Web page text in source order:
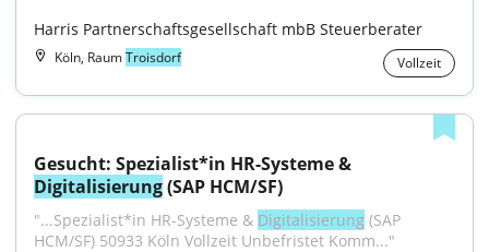
Harris Partnerschaftsgesellschaft mbB Steuerberater
Köln, RaumTroisdorf Vollzeit
Digitalisierung (SAP HCM/SF)
"...Spezialist*in HR-Systeme & Digitalisierung (SAP
HCM/SF) 50933 Köln Vollzeit Unbefristet Komm..."